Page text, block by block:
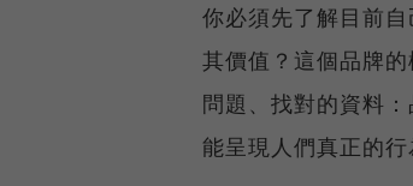
你必須先了解目前
其價值？這個品牌
問題、找對的資料
能呈現人們真正的行